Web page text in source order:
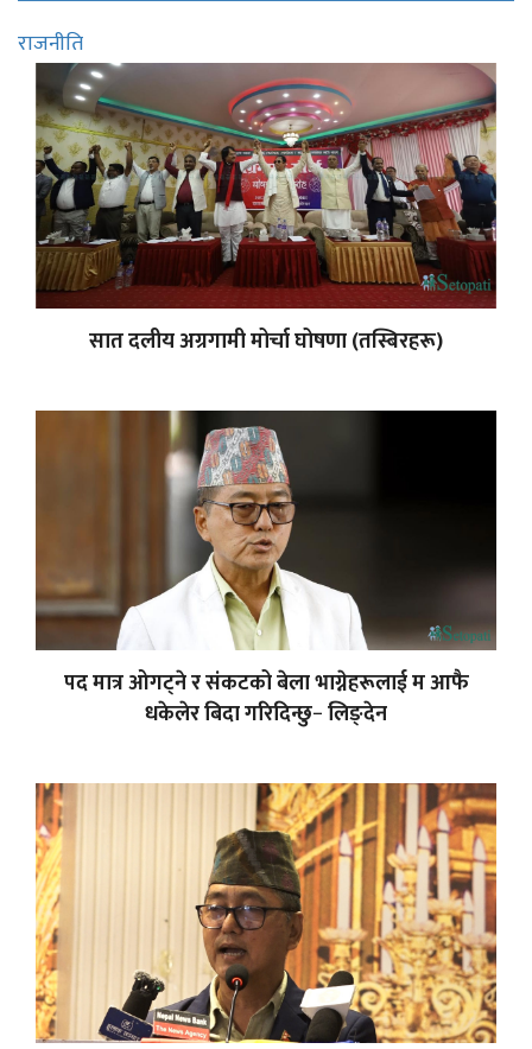
राजनीति
सात दलीय अग्रगामी मोर्चा घोषणा (तस्बिरहरू)
पद मात्र ओगट्ने र संकटको बेला भाग्नेहरूलाई म आफै
धकेलेर बिदा गरिदिन्छु− लिङ्देन